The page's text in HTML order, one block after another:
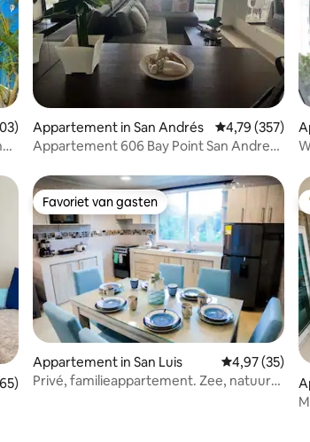
beoordeling van 4,84 uit 5, 103 recensies
Appartement in San Andrés Gemiddelde
4,79 (357)
Appartement 606 Bay Point San Andres-
beoordeling van 4,86 uit 5, 265 recensies
Favoriet van gasten
Favoriet van gasten
Appartement in San Luis Gemiddelde
4,97 (35)
Privé, familieappartement. Zee, natuur